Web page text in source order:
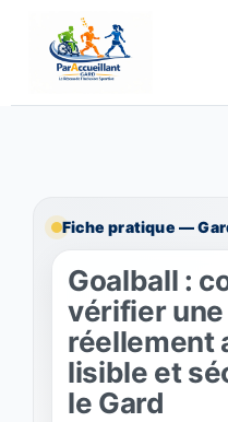
Fiche pratique —
Goalball :
vérifier
réellement
lisible et
le Gard